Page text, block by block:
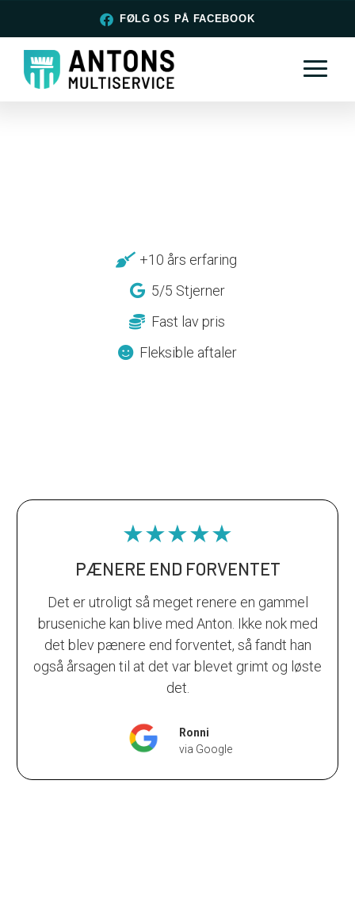
FØLG OS PÅ FACEBOOK
+10 års erfaring
5/5 Stjerner
Fast lav pris
Fleksible aftaler
★★★★★
PÆNERE END FORVENTET
Det er utroligt så meget renere en gammel
bruseniche kan blive med Anton. Ikke nok med
det blev pænere end forventet, så fandt han
også årsagen til at det var blevet grimt og løste
det.
Ronni
via Google